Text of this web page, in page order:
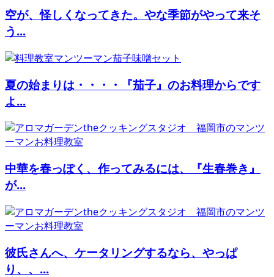
空が、怪しくなってきた。やな季節がやって来そ
う...
夏の始まりは・・・・『茄子』のお料理からです
よ...
中華を春っぽく、作ってみるには、『生春巻き』
が...
彼氏さんへ、ケータリングするなら、やっぱ
り、、...